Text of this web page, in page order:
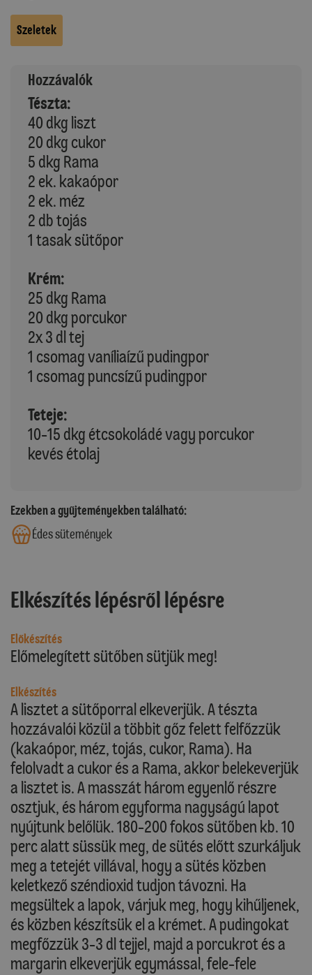
Szeletek
Hozzávalók
Tészta:
40 dkg liszt
20 dkg cukor
5 dkg Rama
2 ek. kakaópor
2 ek. méz
2 db tojás
1 tasak sütőpor
Krém:
25 dkg Rama
20 dkg porcukor
2x 3 dl tej
1 csomag vaníliaízű pudingpor
1 csomag puncsízű pudingpor
Teteje:
10-15 dkg étcsokoládé vagy porcukor
kevés étolaj
Ezekben a gyűjteményekben található:
Édes sütemények
Elkészítés lépésről lépésre
Előkészítés
Előmelegített sütőben sütjük meg!
Elkészítés
A lisztet a sütőporral elkeverjük. A tészta
hozzávalói közül a többit gőz felett felfőzzük
(kakaópor, méz, tojás, cukor, Rama). Ha
felolvadt a cukor és a Rama, akkor belekeverjük
a lisztet is. A masszát három egyenlő részre
osztjuk, és három egyforma nagyságú lapot
nyújtunk belőlük. 180-200 fokos sütőben kb. 10
perc alatt süssük meg, de sütés előtt szurkáljuk
meg a tetejét villával, hogy a sütés közben
keletkező széndioxid tudjon távozni. Ha
megsültek a lapok, várjuk meg, hogy kihűljenek,
és közben készítsük el a krémet. A pudingokat
megfőzzük 3-3 dl tejjel, majd a porcukrot és a
margarin elkeverjük egymással, fele-fele